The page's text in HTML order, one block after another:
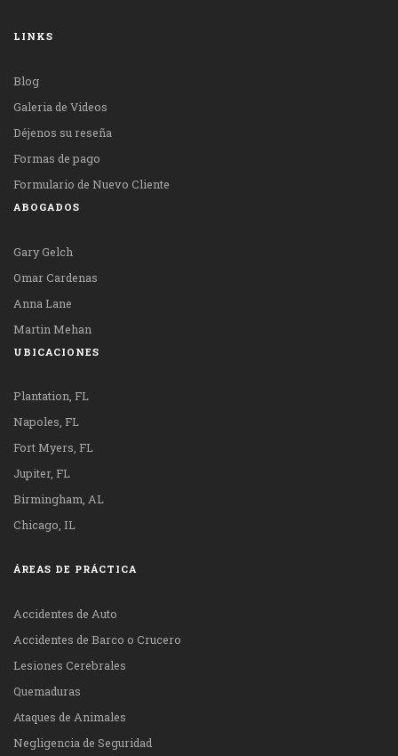
LINKS
Blog
Galeria de Videos
Déjenos su reseña
Formas de pago
Formulario de Nuevo Cliente
ABOGADOS
Gary Gelch
Omar Cardenas
Anna Lane
Martin Mehan
UBICACIONES
Plantation, FL
Napoles, FL
Fort Myers, FL
Jupiter, FL
Birmingham, AL
Chicago, IL
ÁREAS DE PRÁCTICA
Accidentes de Auto
Accidentes de Barco o Crucero
Lesiones Cerebrales
Quemaduras
Ataques de Animales
Negligencia de Seguridad